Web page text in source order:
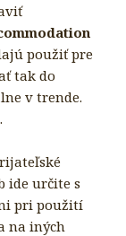
použiť pre
tak do
v trende.
ide určite s
pri použití
na iných